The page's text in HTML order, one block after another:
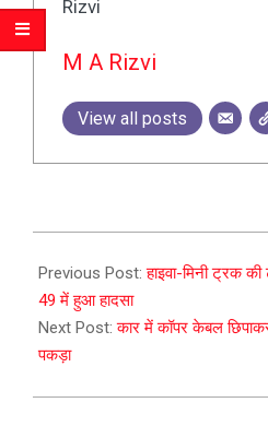
M A Rizvi
View all posts
12-
26
Previous Post:हाइवा-मिनी ट्रक
49 में हुआ हादसा
Next Post:कार में कॉपर केबल
पकड़ा